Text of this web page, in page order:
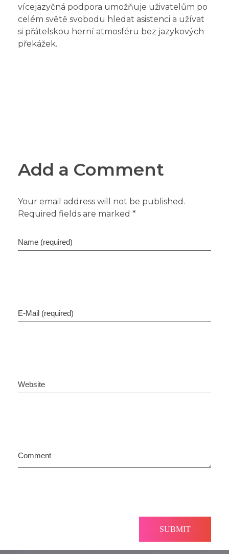
vícejazyčná podpora umožňuje uživatelům po
celém světě svobodu hledat asistenci a užívat
si přátelskou herní atmosféru bez jazykových
překážek.
Add a Comment
Your email address will not be published.
Required fields are marked *
Name (required)
E-Mail (required)
Website
Comment